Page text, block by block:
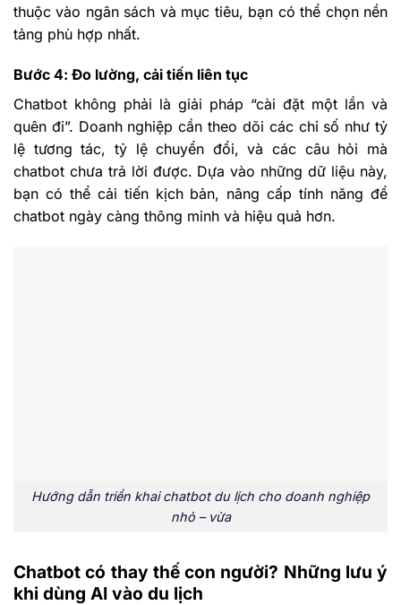
thuộc vào ngân sách và mục tiêu, bạn có thể chọn nền
tảng phù hợp nhất.
Bước 4: Đo lường, cải tiến liên tục
Chatbot không phải là giải pháp “cài đặt một lần và
quên đi”. Doanh nghiệp cần theo dõi các chỉ số như tỷ
lệ tương tác, tỷ lệ chuyển đổi, và các câu hỏi mà
chatbot chưa trả lời được. Dựa vào những dữ liệu này,
bạn có thể cải tiến kịch bản, nâng cấp tính năng để
chatbot ngày càng thông minh và hiệu quả hơn.
Hướng dẫn triển khai chatbot du lịch cho doanh nghiệp
nhỏ – vừa
Chatbot có thay thế con người? Những lưu ý
khi dùng AI vào du lịch